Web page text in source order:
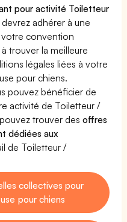
pour activité Toiletteur
adhérer à une
convention
trouver la meilleure
légales liées à votre
pour chiens.
pouvez bénéficier de
activité de Toiletteur /
trouver desoffres
dédiées aux
de Toiletteur /
collectives pour
pour chiens